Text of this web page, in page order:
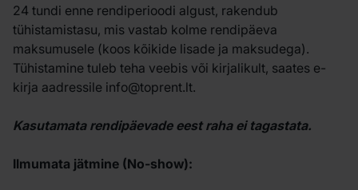
24 tundi enne rendiperioodi algust, rakendub
tühistamistasu, mis vastab kolme rendipäeva
maksumusele (koos kõikide lisade ja maksudega).
Tühistamine tuleb teha veebis või kirjalikult, saates e-
kirja aadressile info@toprent.lt.
Kasutamata rendipäevade eest raha ei tagastata.
Ilmumata jätmine (No-show):